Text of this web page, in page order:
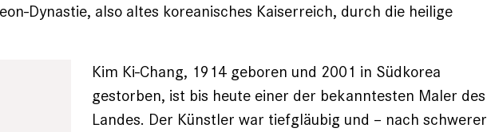
Dynastie, also altes koreanisches Kaiserreich, durch die heilige
Kim Ki-Chang, 1914 geboren und 2001 in Südkorea
gestorben, ist bis heute einer der bekanntesten Maler des
Landes. Der Künstler war tiefgläubig und – nach ­schwerer